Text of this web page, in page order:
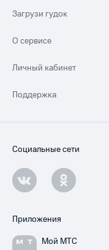
Загрузи гудок
О сервисе
Личный кабинет
Поддержка
Социальные сети
Приложения
Мой МТС